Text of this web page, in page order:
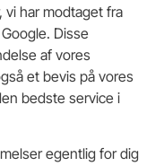
har modtaget fra
Disse
af vores
et bevis på vores
bedste service i
egentlig for dig